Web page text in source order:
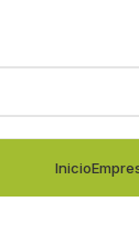
Inicio